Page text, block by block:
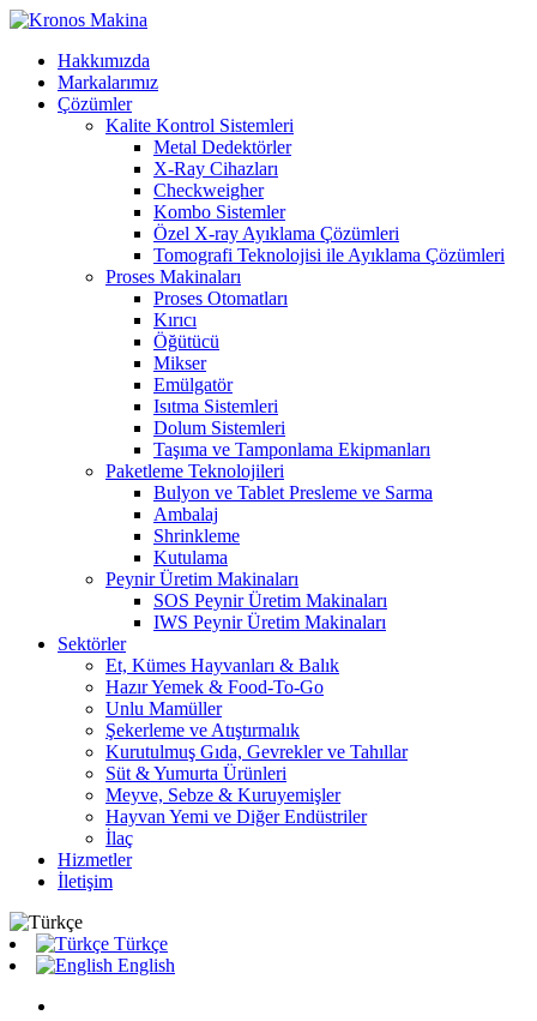
Hakkımızda
Markalarımız
Çözümler
Kalite Kontrol Sistemleri
Metal Dedektörler
X-Ray Cihazları
Checkweigher
Kombo Sistemler
Özel X-ray Ayıklama Çözümleri
Tomografi Teknolojisi ile Ayıklama Çözümleri
Proses Makinaları
Proses Otomatları
Kırıcı
Öğütücü
Mikser
Emülgatör
Isıtma Sistemleri
Dolum Sistemleri
Taşıma ve Tamponlama Ekipmanları
Paketleme Teknolojileri
Bulyon ve Tablet Presleme ve Sarma
Ambalaj
Shrinkleme
Kutulama
Peynir Üretim Makinaları
SOS Peynir Üretim Makinaları
IWS Peynir Üretim Makinaları
Sektörler
Et, Kümes Hayvanları & Balık
Hazır Yemek & Food-To-Go
Unlu Mamüller
Şekerleme ve Atıştırmalık
Kurutulmuş Gıda, Gevrekler ve Tahıllar
Süt & Yumurta Ürünleri
Meyve, Sebze & Kuruyemişler
Hayvan Yemi ve Diğer Endüstriler
İlaç
Hizmetler
İletişim
Türkçe
English